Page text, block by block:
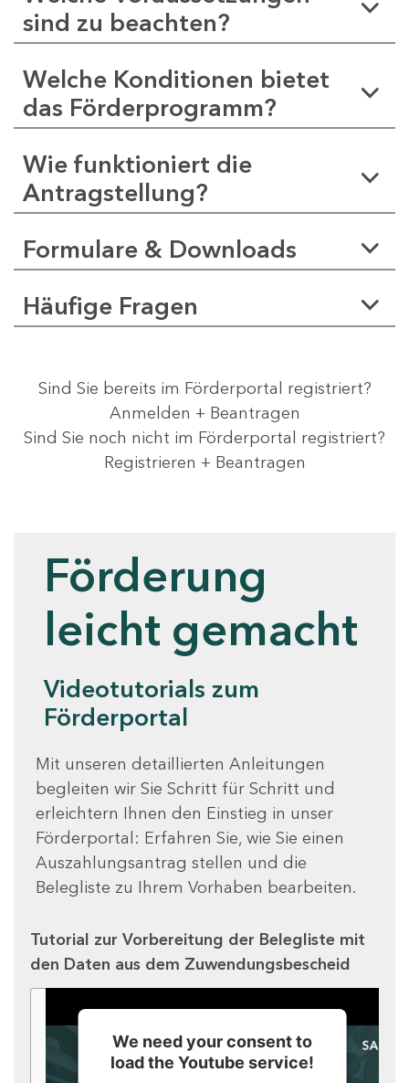
sind zu beachten?
Welche Konditionen bietet
das Förderprogramm?
Wie funktioniert die
Antragstellung?
Formulare & Downloads
Häufige Fragen
Sind Sie bereits im Förderportal registriert?
Anmelden + Beantragen
Sind Sie noch nicht im Förderportal registriert?
Registrieren + Beantragen
Förderung
leicht gemacht
Videotutorials zum
Förderportal
Mit unseren detaillierten Anleitungen
begleiten wir Sie Schritt für Schritt und
erleichtern Ihnen den Einstieg in unser
Förderportal: Erfahren Sie, wie Sie einen
Auszahlungsantrag stellen und die
Belegliste zu Ihrem Vorhaben bearbeiten.
Tutorial zur Vorbereitung der Belegliste mit
den Daten aus dem Zuwendungsbescheid
We need your consent to
load the Youtube service!